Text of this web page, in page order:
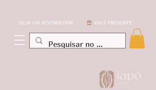
VALE PRESENTE
SEJA UM REVENDEDOR